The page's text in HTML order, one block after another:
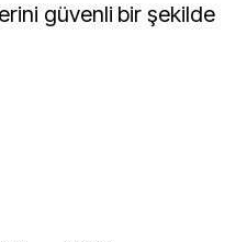
güvenli bir şekilde